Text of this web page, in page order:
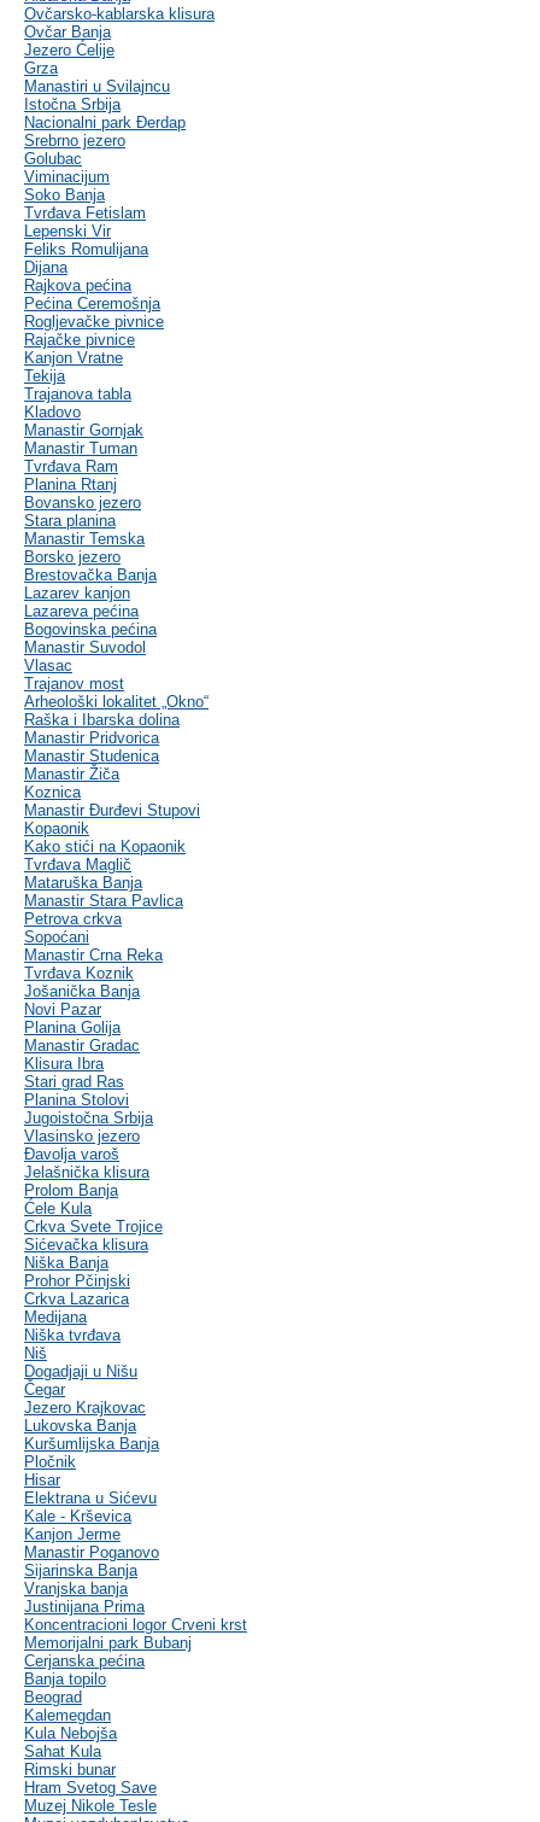
Ovčarsko-kablarska klisura
Ovčar Banja
Jezero Ćelije
Grza
Manastiri u Svilajncu
Istočna Srbija
Nacionalni park Đerdap
Srebrno jezero
Golubac
Viminacijum
Soko Banja
Tvrđava Fetislam
Lepenski Vir
Feliks Romulijana
Dijana
Rajkova pećina
Pećina Ceremošnja
Rogljevačke pivnice
Rajačke pivnice
Kanjon Vratne
Tekija
Trajanova tabla
Kladovo
Manastir Gornjak
Manastir Tuman
Tvrđava Ram
Planina Rtanj
Bovansko jezero
Stara planina
Manastir Temska
Borsko jezero
Brestovačka Banja
Lazarev kanjon
Lazareva pećina
Bogovinska pećina
Manastir Suvodol
Vlasac
Trajanov most
Arheološki lokalitet „Okno“
Raška i Ibarska dolina
Manastir Pridvorica
Manastir Studenica
Manastir Žiča
Koznica
Manastir Đurđevi Stupovi
Kopaonik
Kako stići na Kopaonik
Tvrđava Maglič
Mataruška Banja
Manastir Stara Pavlica
Petrova crkva
Sopoćani
Manastir Crna Reka
Tvrđava Koznik
Jošanička Banja
Novi Pazar
Planina Golija
Manastir Gradac
Klisura Ibra
Stari grad Ras
Planina Stolovi
Jugoistočna Srbija
Vlasinsko jezero
Đavolja varoš
Jelašnička klisura
Prolom Banja
Ćele Kula
Crkva Svete Trojice
Sićevačka klisura
Niška Banja
Prohor Pčinjski
Crkva Lazarica
Medijana
Niška tvrđava
Niš
Dogadjaji u Nišu
Čegar
Jezero Krajkovac
Lukovska Banja
Kuršumlijska Banja
Pločnik
Hisar
Elektrana u Sićevu
Kale - Krševica
Kanjon Jerme
Manastir Poganovo
Sijarinska Banja
Vranjska banja
Justinijana Prima
Koncentracioni logor Crveni krst
Memorijalni park Bubanj
Cerjanska pećina
Banja topilo
Beograd
Kalemegdan
Kula Nebojša
Sahat Kula
Rimski bunar
Hram Svetog Save
Muzej Nikole Tesle